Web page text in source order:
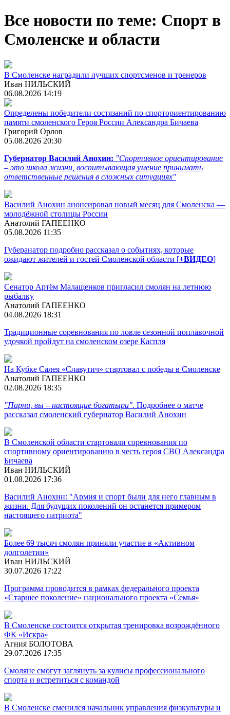
Все новости по теме: Спорт в
Смоленске и области
В Смоленске наградили лучших спортсменов и тренеров
Иван НИЛЬСКИЙ
06.08.2026 14:19
Определены победители состязаний по спорториентированию
памяти смоленского Героя России Александра Бичаева
Григорий Орлов
05.08.2026 20:30
Губернатор Василий Анохин: "Спортивное ориентирование
– это школа жизни, воспитывающая умение принимать
ответственные решения в сложных ситуациях"
Василий Анохин анонсировал новый месяц для Смоленска —
молодёжной столицы России
Анатолий ГАПЕЕНКО
05.08.2026 11:35
Губеранатор подробно рассказал о событиях, которые
ожидают жителей и гостей Смоленской области [+ВИДЕО]
Сенатор Артём Малащенков пригласил смолян на летнюю
рыбалку
Анатолий ГАПЕЕНКО
04.08.2026 18:31
Традиционные соревнования по ловле сезонной поплавочной
удочкой пройдут на смоленском озере Каспля
На Кубке Салея «Славутич» стартовал с победы в Смоленске
Анатолий ГАПЕЕНКО
02.08.2026 18:35
"Парни, вы – настоящие богатыри". Подробнее о матче
рассказал смоленский губернатор Василий Анохин
В Смоленской области стартовали соревнования по
спортивному ориентированию в честь героя СВО Александра
Бичаева
Иван НИЛЬСКИЙ
01.08.2026 17:36
Василий Анохин: "Армия и спорт были для него главным в
жизни. Для будущих поколений он останется примером
настоящего патриота"
Более 69 тысяч смолян приняли участие в «Активном
долголетии»
Иван НИЛЬСКИЙ
30.07.2026 17:22
Программа проводится в рамках федерального проекта
«Старшее поколение» национального проекта «Семья»
В Смоленске состоится открытая тренировка возрождённого
ФК «Искра»
Агния БОЛОТОВА
29.07.2026 17:35
Смоляне смогут заглянуть за кулисы профессионального
спорта и встретиться с командой
В Смоленске сменился начальник управления физкультуры и